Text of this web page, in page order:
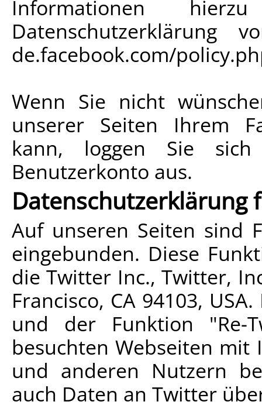
Informationen
Datenschutzerklärung
de.facebook.com/
Wenn Sie nicht
unserer Seiten Ihrem
kann, loggen Sie
Benutzerkonto aus.
Datenschutzerklärung
Auf unseren Seiten sind
eingebunden. Diese
die Twitter Inc., Twitter,
Francisco, CA 94103,
und der Funktion "Re-
besuchten Webseiten
und anderen Nutzern
auch Daten an Twitter